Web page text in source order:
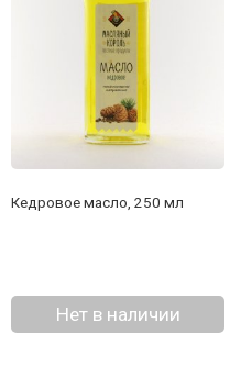
Кедровое масло, 250 мл
Нет в наличии